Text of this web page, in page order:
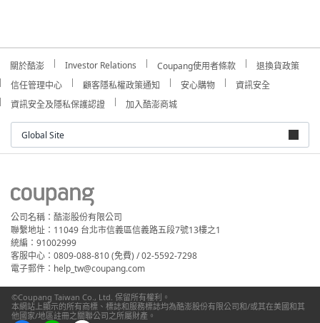
關於酷澎 Investor Relations Coupang使用者條款
退換貨政策
信任管理中心
顧客隱私權政策通知 安心購物
資訊安全
資訊安全及隱私保護認證
加入酷澎商城
Global Site
公司名稱：酷澎股份有限公司
聯繫地址：11049 台北市信義區信義路五段7號13樓之1
統編：91002999
客服中心：0809-088-810 (免費) / 02-5592-7298
電子郵件：help_tw@coupang.com
©Coupang Taiwan Co., Ltd. 保留所有權利。
本網站上顯示的所有商標、標誌和服務標誌均為酷澎股份有限公司和/或其在美國和其
他國家/地區註冊之關聯公司之所屬財產。